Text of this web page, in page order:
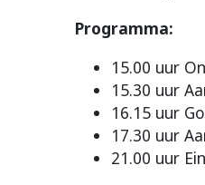
Programma:
15.00 uur
15.30 uur
16.15 uur
17.30 uur
21.00 uur